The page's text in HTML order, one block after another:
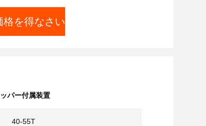
格を得なさい
パー付属装置
40-55T